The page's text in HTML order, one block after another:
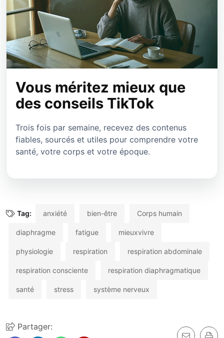
Vous méritez mieux que
des conseils TikTok
Trois fois par semaine, recevez des contenus
fiables, sourcés et utiles pour comprendre votre
santé, votre corps et votre époque.
Tag: anxiété bien-être Corps humain
diaphragme fatigue mieuxvivre
physiologie respiration respiration abdominale
respiration consciente respiration diaphragmatique
santé stress système nerveux
Partager: